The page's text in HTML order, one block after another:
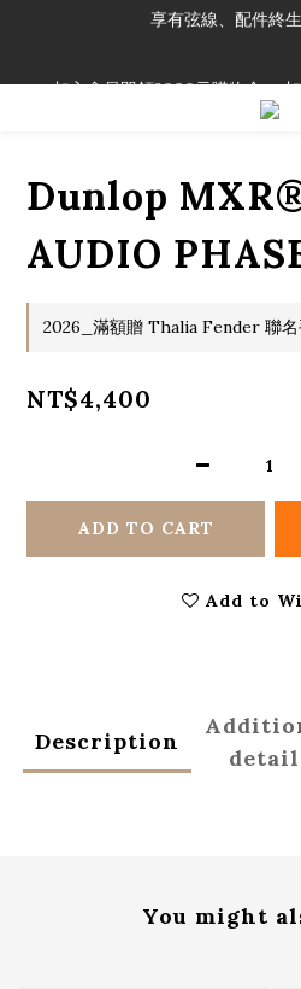
「一生弦命！」單筆購買弦線、配
享有弦線、配件終
Dunlop
AUDIO
2026_滿額贈 Thalia Fender 聯
NT$4,400
ADD TO CART
Add to
Description
You might